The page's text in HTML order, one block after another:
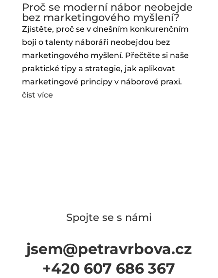
Proč se moderní nábor neobejde
bez marketingového myšlení?
Zjistěte, proč se v dnešním konkurenčním
boji o talenty náboráři neobejdou bez
marketingového myšlení. Přečtěte si naše
praktické tipy a strategie, jak aplikovat
marketingové principy v náborové praxi.
číst více
Spojte se s námi
jsem@petravrbova.cz
+420 607 686 367